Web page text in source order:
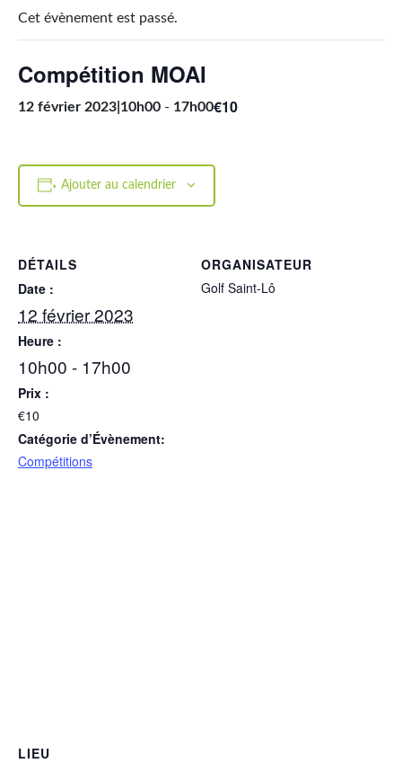
Cet évènement est passé.
Compétition MOAI
12 février 2023|10h00 - 17h00€10
Ajouter au calendrier
DÉTAILS
Date :
12 février 2023
Heure :
10h00 - 17h00
Prix :
€10
Catégorie d’Évènement:
Compétitions
ORGANISATEUR
Golf Saint-Lô
LIEU